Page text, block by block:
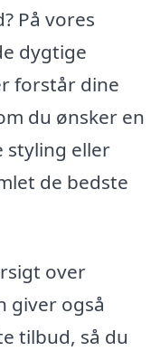
På vores
dygtige
forstår dine
du ønsker en
styling eller
de bedste
over
giver også
tilbud, så du